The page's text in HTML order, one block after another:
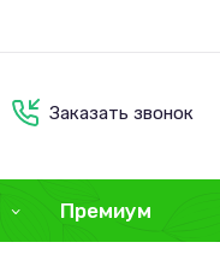
Заказать звонок
Премиум